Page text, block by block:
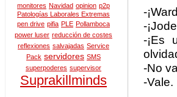
monitores Navidad opinion p2p
Patologías Laborales Extremas
pen drive pifia PLE Pollamboca
power luser reducción de costes
reflexiones salvajadas Service
Pack servidores SMS
superpoderes supervisor
Suprakillminds
-
-
-¡Es
-No
-Vale.